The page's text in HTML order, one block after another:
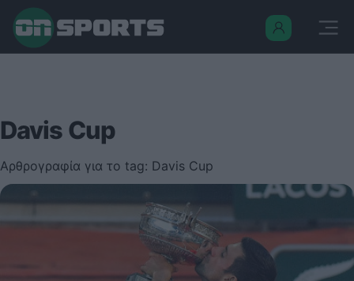
Davis Cup
Αρθρογραφία για το tag: Davis Cup